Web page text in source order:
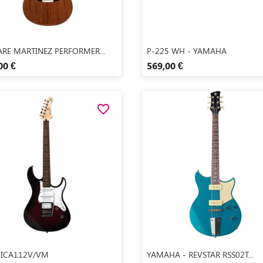
Aperçu rapide
MARTINEZ PERFORMER...
€
 Aperçu rapide
P-225 WH - YAMAHA
569,00 €
Aperçu rapide
VM
favorite_border
Aperçu rapide
YAMAHA - REVSTAR RSS02T...